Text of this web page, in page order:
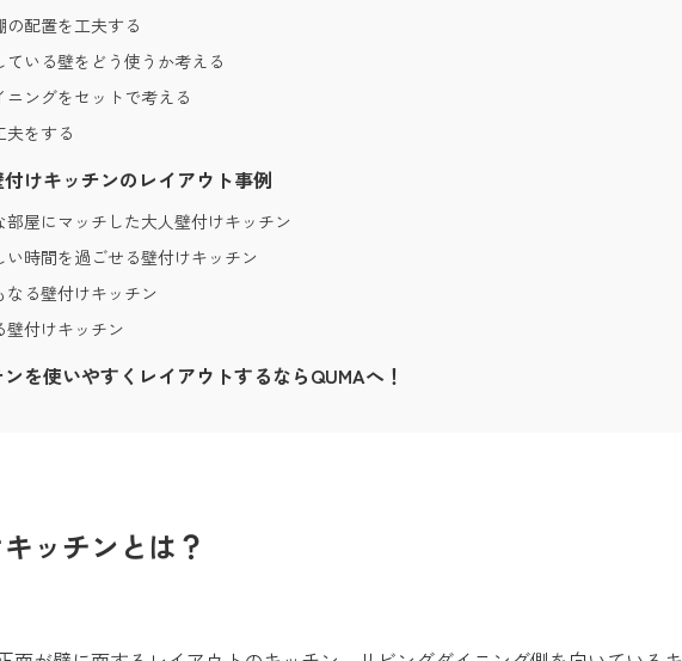
配置を工夫する
ている壁をどう使うか考える
ニングをセットで考える
夫をする
けキッチンのレイアウト事例
部屋にマッチした大人壁付けキッチン
い時間を過ごせる壁付けキッチン
なる壁付けキッチン
壁付けキッチン
を使いやすくレイアウトするならQUMAへ！
ッチンとは？